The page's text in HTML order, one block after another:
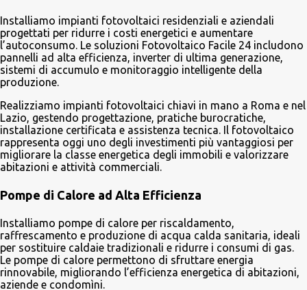
Installiamo impianti fotovoltaici residenziali e aziendali
progettati per ridurre i costi energetici e aumentare
l’autoconsumo. Le soluzioni Fotovoltaico Facile 24 includono
pannelli ad alta efficienza, inverter di ultima generazione,
sistemi di accumulo e monitoraggio intelligente della
produzione.
Realizziamo impianti fotovoltaici chiavi in mano a Roma e nel
Lazio, gestendo progettazione, pratiche burocratiche,
installazione certificata e assistenza tecnica. Il fotovoltaico
rappresenta oggi uno degli investimenti più vantaggiosi per
migliorare la classe energetica degli immobili e valorizzare
abitazioni e attività commerciali.
Pompe di Calore ad Alta Efficienza
Installiamo pompe di calore per riscaldamento,
raffrescamento e produzione di acqua calda sanitaria, ideali
per sostituire caldaie tradizionali e ridurre i consumi di gas.
Le pompe di calore permettono di sfruttare energia
rinnovabile, migliorando l’efficienza energetica di abitazioni,
aziende e condomìni.